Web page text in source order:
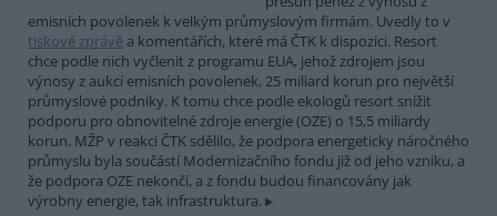
emisních povolenek k velkým průmyslovým firmám. Uvedly to v
tiskové zprávě a komentářích, které má ČTK k dispozici. Resort
chce podle nich vyčlenit z programu EUA, jehož zdrojem jsou
výnosy z aukcí emisních povolenek, 25 miliard korun pro největší
průmyslové podniky. K tomu chce podle ekologů resort snížit
podporu pro obnovitelné zdroje energie (OZE) o 15,5 miliardy
korun. MŽP v reakci ČTK sdělilo, že podpora energeticky náročného
průmyslu byla součástí Modernizačního fondu již od jeho vzniku, a
že podpora OZE nekončí, a z fondu budou financovány jak
výrobny energie, tak infrastruktura.